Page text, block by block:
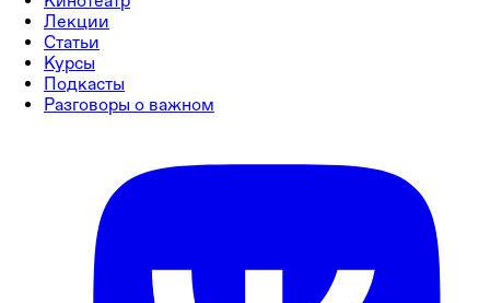
Лекции
Статьи
Курсы
Подкасты
Разговоры о важном